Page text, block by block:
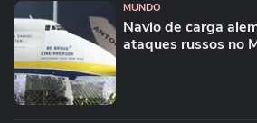
MUNDO
Navio de carga
ataques russos no